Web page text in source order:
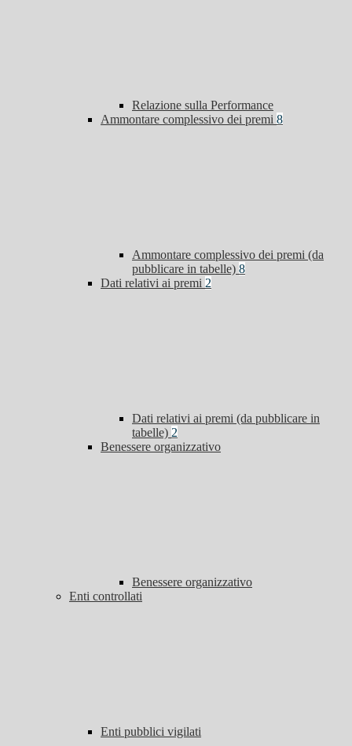
Relazione sulla Performance
Ammontare complessivo dei premi 8
Ammontare complessivo dei premi (da
pubblicare in tabelle) 8
Dati relativi ai premi 2
Dati relativi ai premi (da pubblicare in
tabelle) 2
Benessere organizzativo
Benessere organizzativo
Enti controllati
Enti pubblici vigilati